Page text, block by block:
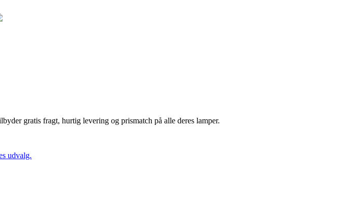
gratis fragt, hurtig levering og prismatch på alle deres lamper.
udvalg.